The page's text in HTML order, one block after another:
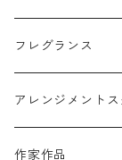
壁掛けアレンジ
球体アレンジ
キャンドル
動物
アクセサリー
スモークツリー
フレグランス
アレンジメント
作家作品